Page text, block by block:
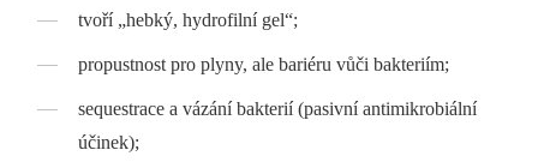
tvoří „hebký, hydrofilní gel“;
propustnost pro plyny, ale bariéru vůči bakteriím;
sequestrace a vázání bakterií (pasivní antimikrobiální
účinek);